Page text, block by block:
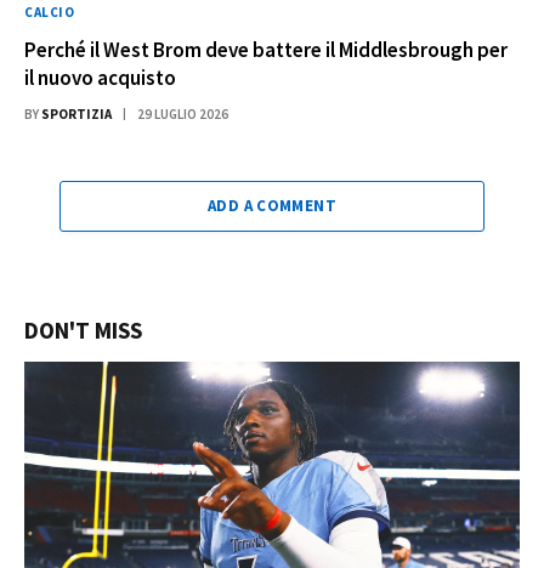
CALCIO
Perché il West Brom deve battere il Middlesbrough per
il nuovo acquisto
BY SPORTIZIA 29 LUGLIO 2026
ADD A COMMENT
DON'T MISS